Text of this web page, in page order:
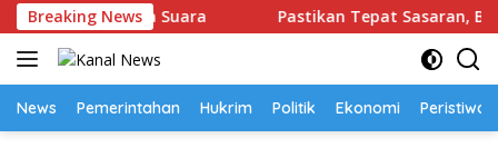
Langsung
ke
konten
Breaking News
Buka Suara Pastikan Tepat Sasaran, Bappeda
News Pemerintahan Hukrim Politik Ekonomi Peristiwa